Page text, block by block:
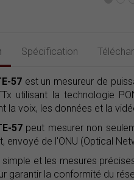
Spécification
57est un mesureur de
utilisant la technologie
la voix, les données et la
57peut mesurer non
envoyé de l'ONU (Optical
simple et les mesures
garantir la conformité du